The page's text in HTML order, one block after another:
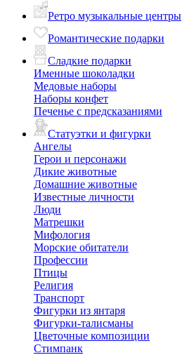
Ретро музыкальные центры
Романтические подарки
Сладкие подарки
Именные шоколадки
Медовые наборы
Наборы конфет
Печенье с предсказаниями
Статуэтки и фигурки
Ангелы
Герои и персонажи
Дикие животные
Домашние животные
Известные личности
Люди
Матрешки
Мифология
Морские обитатели
Профессии
Птицы
Религия
Транспорт
Фигурки из янтаря
Фигурки-талисманы
Цветочные композиции
Стимпанк